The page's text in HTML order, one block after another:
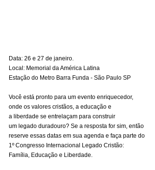
Data: 26 e 27 de janeiro.
Local: Memorial da América Latina
Estação do Metro Barra Funda - São Paulo SP
Você está pronto para um evento enriquecedor,
onde os valores cristãos, a educação e
a liberdade se entrelaçam para construir
um legado duradouro? Se a resposta for sim, então
reserve essas datas em sua agenda e faça parte do
1º Congresso Internacional Legado Cristão:
Família, Educação e Liberdade.